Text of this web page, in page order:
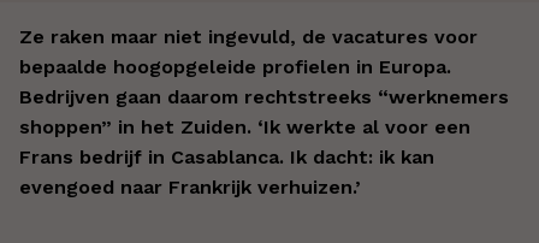
Ze raken maar niet ingevuld, de vacatures voor
bepaalde hoogopgeleide profielen in Europa.
Bedrijven gaan daarom rechtstreeks “werknemers
shoppen” in het Zuiden. ‘Ik werkte al voor een
Frans bedrijf in Casablanca. Ik dacht: ik kan
evengoed naar Frankrijk verhuizen.’